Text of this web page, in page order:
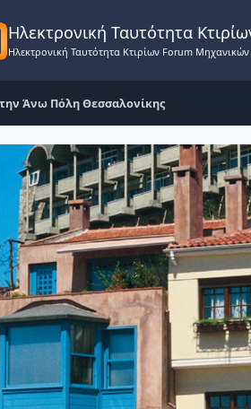
Ηλεκτρονική Ταυτότητα
Ηλεκτρονική Ταυτότητα Κτιρίων Forum Μηχανικών
Άνω Πόλη Θεσσαλονίκης